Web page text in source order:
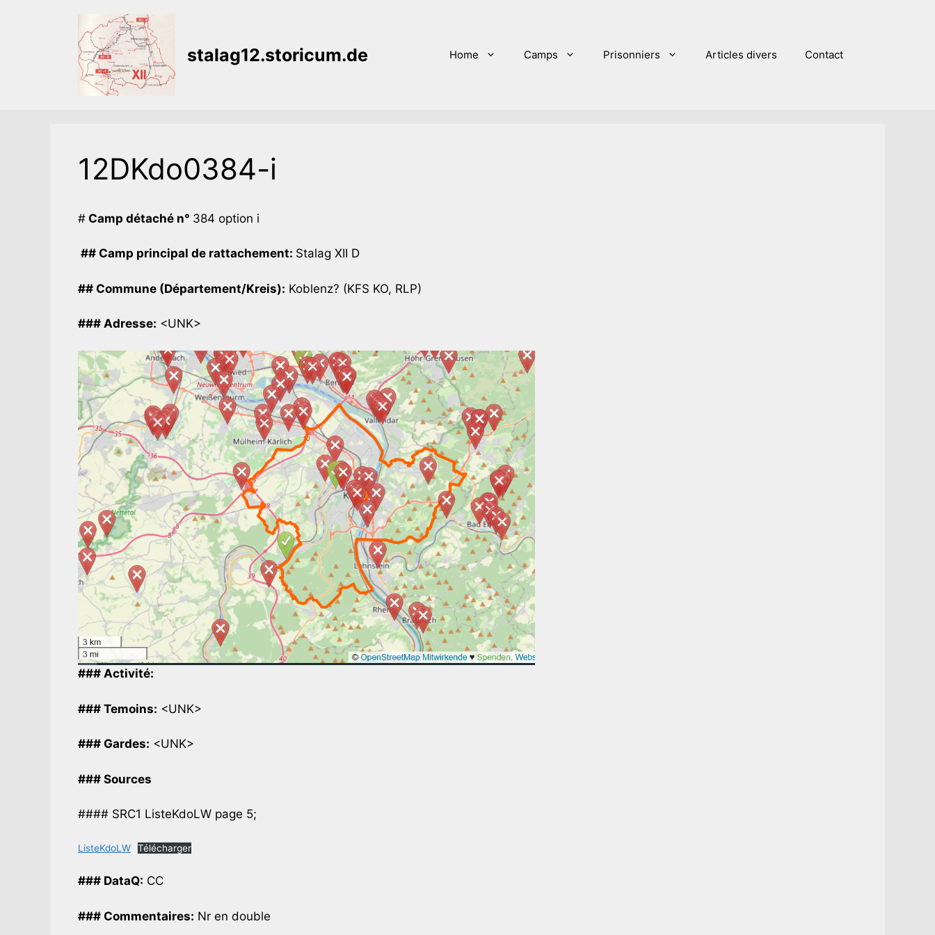
stalag12.storicum.de Home Camps Prisonniers Articles divers Contact
12DKdo0384-i
# Camp détaché n° 384 option i
## Camp principal de rattachement: Stalag XII D
## Commune (Département/Kreis): Koblenz? (KFS KO, RLP)
### Adresse: <UNK>
### Activité:
### Temoins: <UNK>
### Gardes: <UNK>
### Sources
#### SRC1 ListeKdoLW page 5;
ListeKdoLW Télécharger
### DataQ: CC
### Commentaires: Nr en double